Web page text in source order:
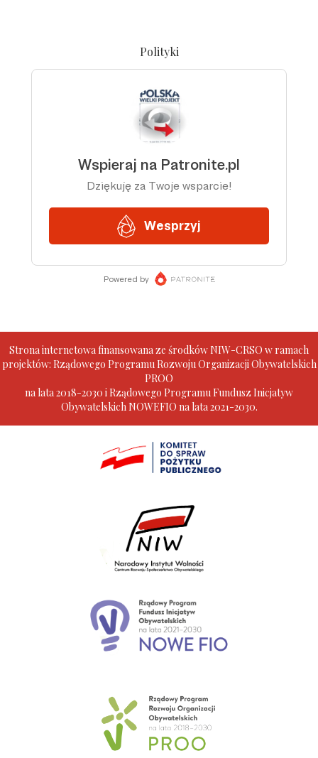
Polityki
Strona internetowa finansowana ze środków NIW-CRSO w ramach
projektów: Rządowego Programu Rozwoju Organizacji Obywatelskich
PROO
na lata 2018-2030 i Rządowego Programu Fundusz Inicjatyw
Obywatelskich NOWEFIO na lata 2021-2030.